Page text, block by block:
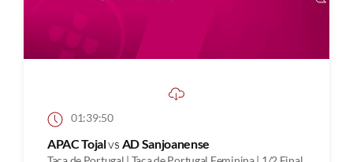
01:39:50
APAC Tojalvs AD Sanjoanense